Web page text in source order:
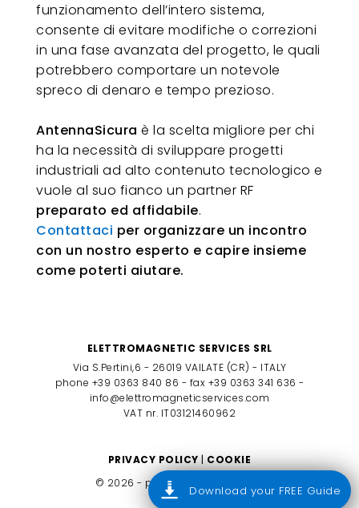
funzionamento dell’intero sistema,
consente di evitare modifiche o correzioni
in una fase avanzata del progetto, le quali
potrebbero comportare un notevole
spreco di denaro e tempo prezioso.
AntennaSicura è la scelta migliore per chi
ha la necessità di sviluppare progetti
industriali ad alto contenuto tecnologico e
vuole al suo fianco un partner RF
preparato ed affidabile.
Contattaci per organizzare un incontro
con un nostro esperto e capire insieme
come poterti aiutare.
ELETTROMAGNETIC SERVICES SRL
Via S.Pertini,6 - 26019 VAILATE (CR) - ITALY
phone +39 0363 840 86 - fax +39 0363 341 636 -
info@elettromagneticservices.com
VAT nr. IT03121460962
PRIVACY POLICY|COOKIE
© 2026 - powered by
Download your FREE Guide